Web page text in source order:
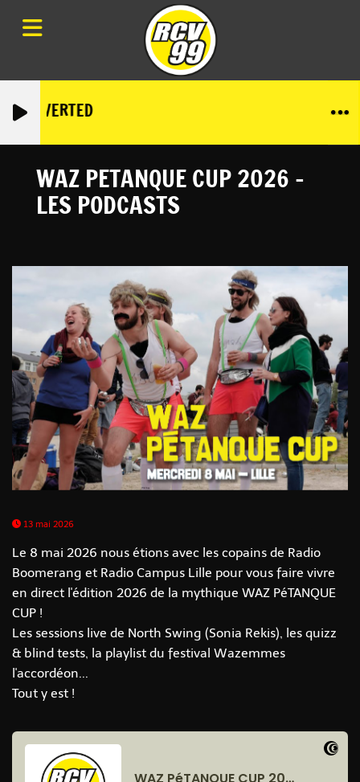
WAZ PETANQUE CUP 2026 -
LES PODCASTS
13 mai 2026
Le 8 mai 2026 nous étions avec les copains de Radio
Boomerang et Radio Campus Lille pour vous faire vivre
en direct l'édition 2026 de la mythique WAZ PéTANQUE
CUP !
Les sessions live de North Swing (Sonia Rekis), les quizz
& blind tests, la playlist du festival Wazemmes
l'accordéon...
Tout y est !